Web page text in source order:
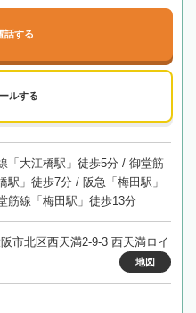
話する
ルする
「大江橋駅」徒歩5分 / 御堂筋
駅」徒歩7分 / 阪急「梅田駅」
筋線「梅田駅」徒歩13分
市北区西天満2-9-3 西天満ロイ
地図